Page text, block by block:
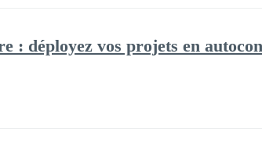
: déployez vos projets en